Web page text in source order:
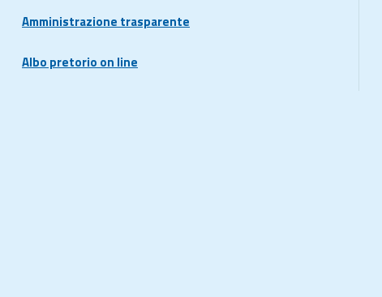
Amministrazione trasparente
Albo pretorio on line